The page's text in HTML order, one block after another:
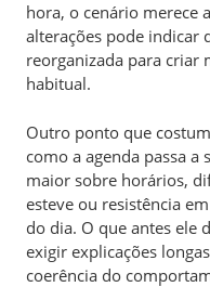
hora, o cenário merece
alterações pode indicar
reorganizada para
habitual.
Outro ponto que
como a agenda passa
maior sobre horários,
esteve ou resistência
do dia. O que antes ele
exigir explicações
coerência do